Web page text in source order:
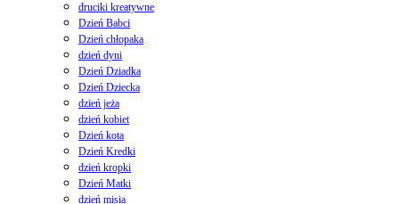
druciki kreatywne
Dzień Babci
Dzień chłopaka
dzień dyni
Dzień Dziadka
Dzień Dziecka
dzień jeża
dzień kobiet
Dzień kota
Dzień Kredki
dzień kropki
Dzień Matki
dzień misia